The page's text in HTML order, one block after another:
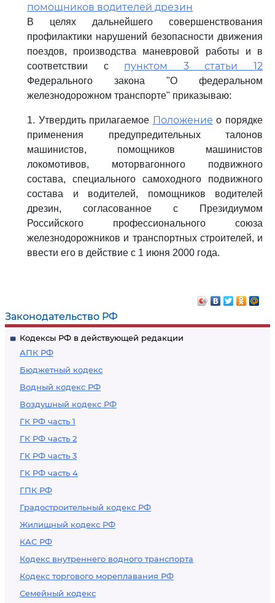
Законодательство РФ
Кодексы РФ в действующей редакции
АПК РФ
Бюджетный кодекс
Водный кодекс РФ
Воздушный кодекс РФ
ГК РФ часть 1
ГК РФ часть 2
ГК РФ часть 3
ГК РФ часть 4
ГПК РФ
Градостроительный кодекс РФ
Жилищный кодекс РФ
КАС РФ
Кодекс внутреннего водного транспорта
Кодекс торгового мореплавания РФ
Семейный кодекс
помощников водителей дрезин
В целях дальнейшего совершенствования
профилактики нарушений безопасности движения
поездов, производства маневровой работы и в
соответствии с пунктом 3 статьи 12
Федерального закона "О федеральном
железнодорожном транспорте" приказываю:
1. Утвердить прилагаемое Положение о порядке
применения предупредительных талонов
машинистов, помощников машинистов
локомотивов, моторвагонного подвижного
состава, специального самоходного подвижного
состава и водителей, помощников водителей
дрезин, согласованное с Президиумом
Российского профессионального союза
железнодорожников и транспортных строителей, и
ввести его в действие с 1 июня 2000 года.